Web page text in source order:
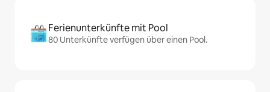
Ferienunterkünfte mit Pool
80 Unterkünfte verfügen über einen Pool.